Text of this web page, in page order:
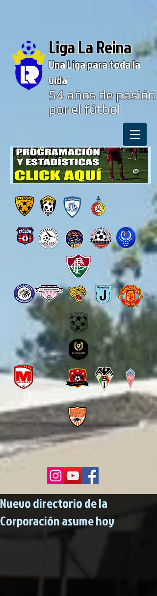
Liga La Reina
Una Liga para toda la
vida
54años de pasión
por el fútbol
Nuevo directorio de la
Corporación asume hoy